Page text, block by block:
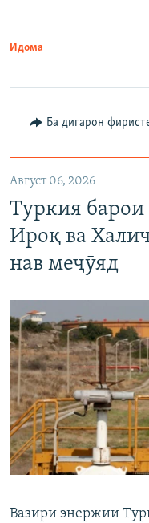
Идома
Ба дигарон
Август 06, 2026
Туркия
Ироқ ва
нав меҷӯяд
Вазири энержии